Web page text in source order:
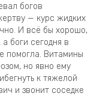
богов
— курс жидких
И всё бы хорошо,
боги сегодня в
помогла. Витамины
но явно ему
к тяжелой
и звонит соседке